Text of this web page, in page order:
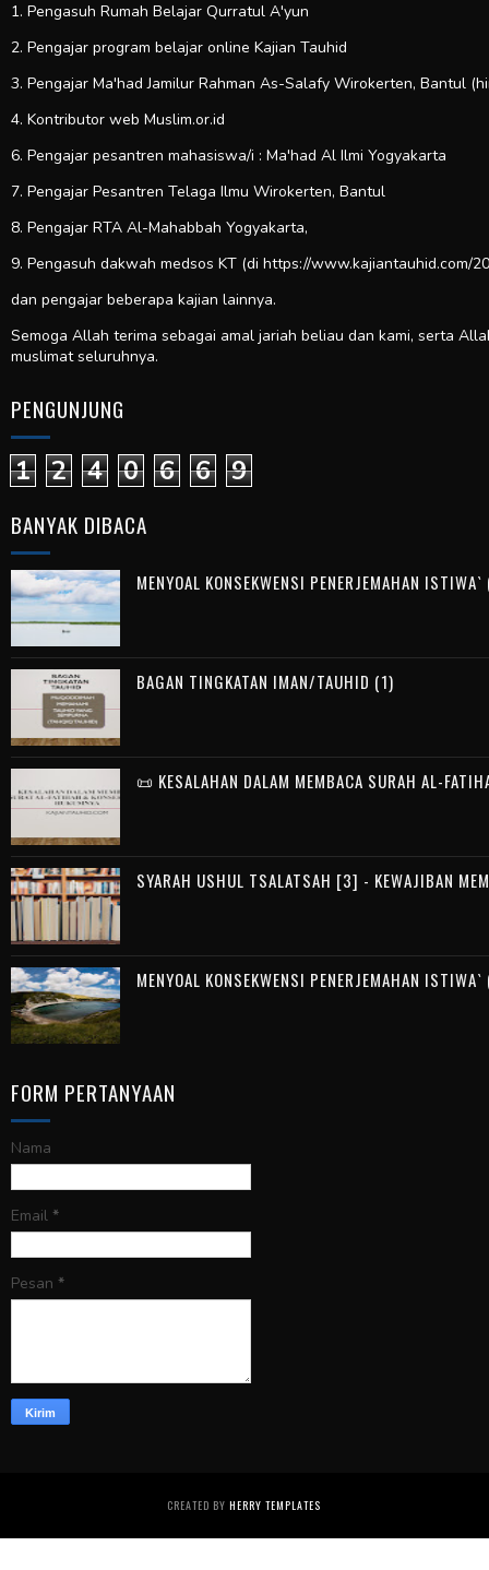
1. Pengasuh Rumah Belajar Qurratul A'yun
2. Pengajar program belajar online Kajian Tauhid
3. Pengajar Ma'had Jamilur Rahman As-Salafy Wirokerten, Bantul
4. Kontributor web Muslim.or.id
6. Pengajar pesantren mahasiswa/i : Ma'had Al Ilmi Yogyakarta
7. Pengajar Pesantren Telaga Ilmu Wirokerten, Bantul
8. Pengajar RTA Al-Mahabbah Yogyakarta,
9. Pengasuh dakwah medsos KT (di https://www.kajiantauhid.com/
dan pengajar beberapa kajian lainnya.
Semoga Allah terima sebagai amal jariah beliau dan kami, serta
muslimat seluruhnya.
PENGUNJUNG
1 2 4 0 6 6 9
BANYAK DIBACA
MENYOAL KONSEKWENSI PENERJEMAHAN
BAGAN TINGKATAN IMAN/TAUHID (1)
📜 KESALAHAN DALAM MEMBACA SURAH AL-
SYARAH USHUL TSALATSAH [3] - KEWAJIBAN
MENYOAL KONSEKWENSI PENERJEMAHAN
FORM PERTANYAAN
Nama
Email *
Pesan *
CREATED BYHERRY TEMPLATES